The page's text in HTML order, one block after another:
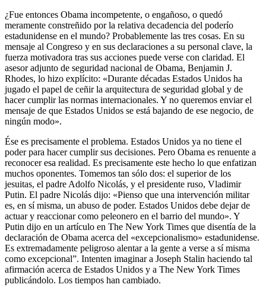
¿Fue entonces Obama incompetente, o engañoso, o quedó
meramente constreñido por la relativa decadencia del poderío
estadunidense en el mundo? Probablemente las tres cosas. En su
mensaje al Congreso y en sus declaraciones a su personal clave, la
fuerza motivadora tras sus acciones puede verse con claridad. El
asesor adjunto de seguridad nacional de Obama, Benjamin J.
Rhodes, lo hizo explícito: «Durante décadas Estados Unidos ha
jugado el papel de ceñir la arquitectura de seguridad global y de
hacer cumplir las normas internacionales. Y no queremos enviar el
mensaje de que Estados Unidos se está bajando de ese negocio, de
ningún modo».
Ése es precisamente el problema. Estados Unidos ya no tiene el
poder para hacer cumplir sus decisiones. Pero Obama es renuente a
reconocer esa realidad. Es precisamente este hecho lo que enfatizan
muchos oponentes. Tomemos tan sólo dos: el superior de los
jesuitas, el padre Adolfo Nicolás, y el presidente ruso, Vladimir
Putin. El padre Nicolás dijo: «Pienso que una intervención militar
es, en sí misma, un abuso de poder. Estados Unidos debe dejar de
actuar y reaccionar como peleonero en el barrio del mundo». Y
Putin dijo en un artículo en The New York Times que disentía de la
declaración de Obama acerca del «excepcionalismo» estadunidense.
Es extremadamente peligroso alentar a la gente a verse a sí misma
como excepcional”. Intenten imaginar a Joseph Stalin haciendo tal
afirmación acerca de Estados Unidos y a The New York Times
publicándolo. Los tiempos han cambiado.